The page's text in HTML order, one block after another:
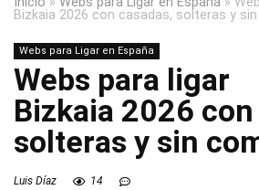
Bizkaia 2026 con casadas, solteras y
Webs para Ligar en España
Webs para ligar
Bizkaia 2026 con
solteras y sin
Luis Díaz 14